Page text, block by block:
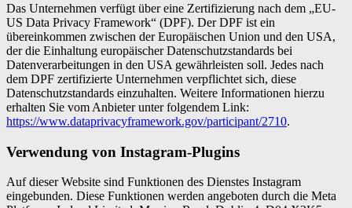
Das Unternehmen verfügt über eine Zertifizierung nach dem „EU-
US Data Privacy Framework“ (DPF). Der DPF ist ein
übereinkommen zwischen der Europäischen Union und den USA,
der die Einhaltung europäischer Datenschutzstandards bei
Datenverarbeitungen in den USA gewährleisten soll. Jedes nach
dem DPF zertifizierte Unternehmen verpflichtet sich, diese
Datenschutzstandards einzuhalten. Weitere Informationen hierzu
erhalten Sie vom Anbieter unter folgendem Link:
https://www.dataprivacyframework.gov/participant/2710.
Verwendung von Instagram-Plugins
Auf dieser Website sind Funktionen des Dienstes Instagram
eingebunden. Diese Funktionen werden angeboten durch die Meta